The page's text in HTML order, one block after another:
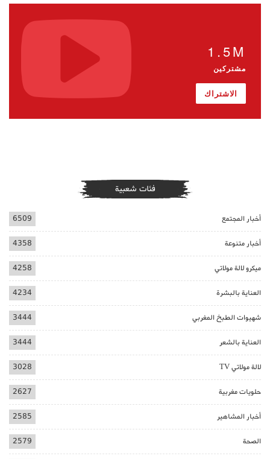
1.5M
مشتركين
الاشتراك
فئات شعبية
أخبار المجتمع 6509
أخبار متنوعة 4358
ميكرو لالة مولاتي 4258
العناية بالبشرة 4234
شهيوات الطبخ المغربي 3444
العناية بالشعر 3444
لالة مولاتي TV 3028
حلويات مغربية 2627
أخبار المشاهير 2585
الصحة 2579